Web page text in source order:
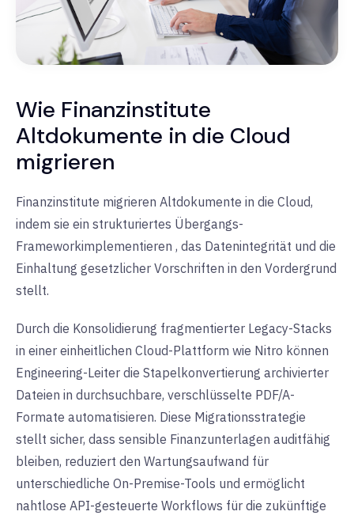
Wie Finanzinstitute
Altdokumente in die Cloud
migrieren
Finanzinstitute migrieren Altdokumente in die Cloud,
indem sie ein strukturiertes Übergangs-
Frameworkimplementieren , das Datenintegrität und die
Einhaltung gesetzlicher Vorschriften in den Vordergrund
stellt.
Durch die Konsolidierung fragmentierter Legacy-Stacks
in einer einheitlichen Cloud-Plattform wie Nitro können
Engineering-Leiter die Stapelkonvertierung archivierter
Dateien in durchsuchbare, verschlüsselte PDF/A-
Formate automatisieren. Diese Migrationsstrategie
stellt sicher, dass sensible Finanzunterlagen auditfähig
bleiben, reduziert den Wartungsaufwand für
unterschiedliche On-Premise-Tools und ermöglicht
nahtlose API-gesteuerte Workflows für die zukünftige